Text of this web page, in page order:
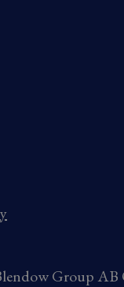
Group AB